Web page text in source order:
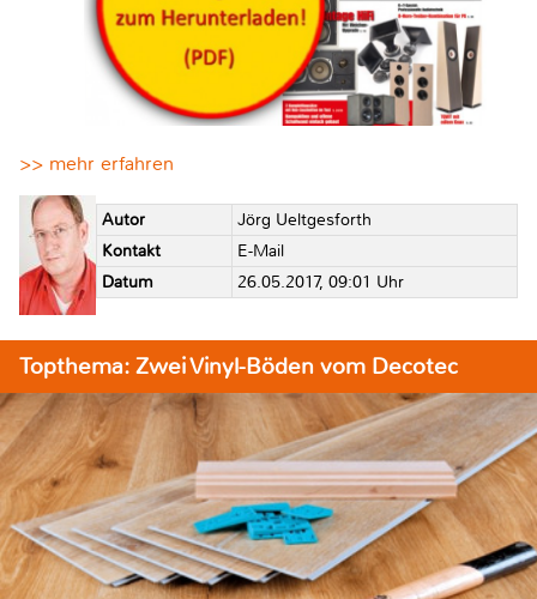
>> mehr erfahren
Autor
Jörg Ueltgesforth
Kontakt
E-Mail
Datum
26.05.2017, 09:01 Uhr
Topthema: Zwei Vinyl-Böden vom Decotec